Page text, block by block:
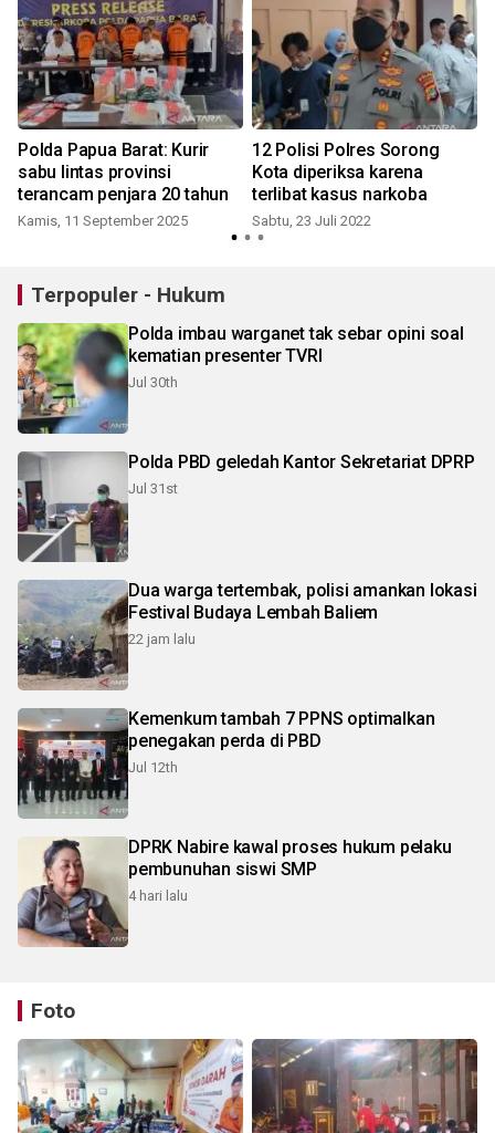
Polda Papua Barat: Kurir
sabu lintas provinsi
terancam penjara 20 tahun
Kamis, 11 September 2025
12 Polisi Polres Sorong
Kota diperiksa karena
terlibat kasus narkoba
Sabtu, 23 Juli 2022
Terpopuler - Hukum
Polda imbau warganet tak sebar opini soal
kematian presenter TVRI
Jul 30th
Polda PBD geledah Kantor Sekretariat DPRP
Jul 31st
Dua warga tertembak, polisi amankan lokasi
Festival Budaya Lembah Baliem
22 jam lalu
Kemenkum tambah 7 PPNS optimalkan
penegakan perda di PBD
Jul 12th
DPRK Nabire kawal proses hukum pelaku
pembunuhan siswi SMP
4 hari lalu
Foto